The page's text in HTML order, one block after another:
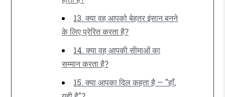
13. क्या वह आपको बेहतर इंसान बनने
के लिए प्रेरित करता है?
14. क्या वह आपकी सीमाओं का
सम्मान करता है?
15. क्या आपका दिल कहता है — "हाँ,